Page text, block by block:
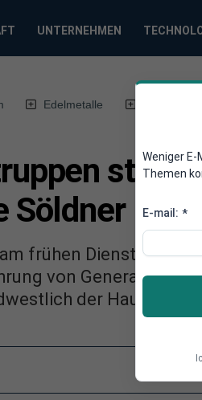
UNTERNEHMEN
Edelmetalle
Söldner
frühen Dienstag
von General
der Hauptstadt
Weniger
Themen
E-mail: *